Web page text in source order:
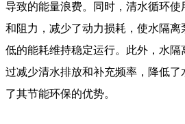
导致的能量浪费。同时，清水循环
和阻力，减少了动力损耗，使水隔
低的能耗维持稳定运行。此外， 水隔
过减少清水排放和补充频率，降低
了其节能环保的优势。